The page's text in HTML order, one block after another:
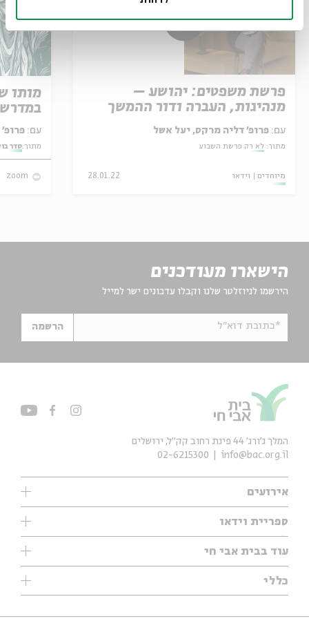
פרשת משפטים: יהושע –
מנהיגות, העברה ודור ההמשך
עם: פרופ' דליה מרקס, יעל אשל
מתוך: לא רק פרשת השבוע
מיוחדים וידאו 28.01.22
מותו
עם: פרופ' אביגדור שנאן
מתוך:סדר
zoom
הישארו מעודכנים
הירשמו לניוזלטר שלנו וקבלו עדכונים ישר למייל
*כתובת דוא"ל הרשמה
אירועים
עיון
אנגלית
נוער
ספריית וידאו
ילדים
מוזיקה
עיון
מיוחדים
עוד בבית אבי חי
תערוכות
מיוחדים
כללי
אודות
המלך ג'ורג' 44 פינת רחוב קק״ל, ירושלים
info@bac.org.il
02-6215300